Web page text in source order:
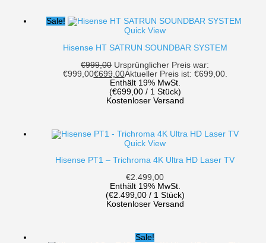
Sale!
Quick View
Hisense HT SATRUN SOUNDBAR SYSTEM
€999,00 Ursprünglicher Preis war:
€999,00€699,00Aktueller Preis ist: €699,00.
Enthält 19% MwSt.
(€699,00/ 1 Stück)
Kostenloser Versand
Quick View
Hisense PT1 – Trichroma 4K Ultra HD Laser TV
€2.499,00
Enthält 19% MwSt.
(€2.499,00/ 1 Stück)
Kostenloser Versand
Sale!